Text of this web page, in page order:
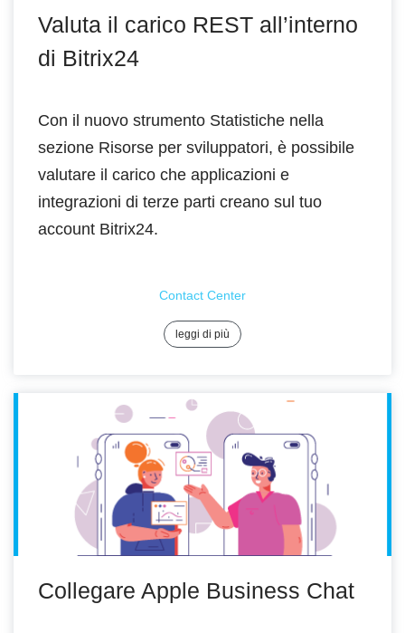
Valuta il carico REST all’interno
di Bitrix24
Con il nuovo strumento Statistiche nella
sezione Risorse per sviluppatori, è possibile
valutare il carico che applicazioni e
integrazioni di terze parti creano sul tuo
account Bitrix24.
leggi di più
Contact Center
Collegare Apple Business Chat